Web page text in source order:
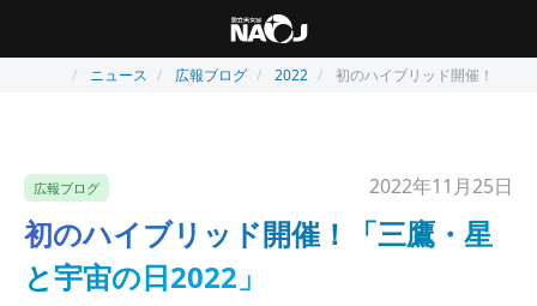
ニュース 広報ブログ 2022 初のハイブリッド開催！「三
広報ブログ 2022年11月25日
初のハイブリッド開催！「三鷹・星
と宇宙の日2022」